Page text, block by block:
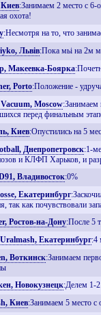
Киев:Занимаем 2 место с
охота!
:Несмотря на то, что
Львiв:Пока мьі на 2м
Макеевка-Боярка
Porto:Положение -
Moscow:Занимаем
перед финальным
Киев:Опустились на 5
Днепропетровск:1-
и КЛФП Харьков, и
Владивосток:0%
Екатеринбург
так как почувствовали
Ростов-на-Дону:После 5
Екатеринбург:4
Воткинск:Занимаем
Новокузнецк:Делем 1-
Киев:Занимаем 5 место с